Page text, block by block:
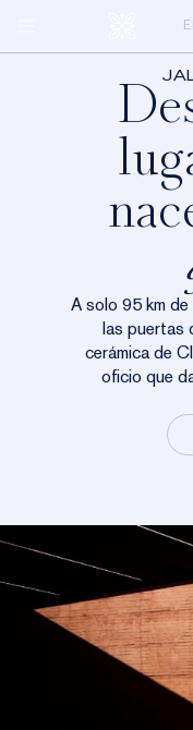
La
VISÍTANOS
SOBRE
LISTA DE
ICONOS
LA
CASA DE
LOS
de
A solo 95 km de
las puertas
cerámica de
oficio que